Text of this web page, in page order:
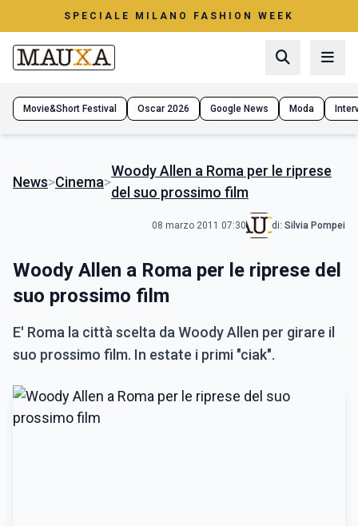
SPECIALE MILANO FASHION WEEK
Movie&Short Festival Oscar 2026 Google News Moda
News>Cinema>
Woody Allen a Roma per le riprese
del suo prossimo film
08 marzo 2011 07:30 di: Silvia Pompei
Woody Allen a Roma per le riprese del
suo prossimo film
E' Roma la città scelta da Woody Allen per girare il
suo prossimo film. In estate i primi "ciak".